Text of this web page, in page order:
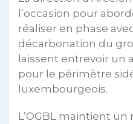
l’occasion pour
réaliser en phase
décarbonation du
laissent entrevoir un
pour le périmètre
luxembourgeois.
L’OGBL maintient